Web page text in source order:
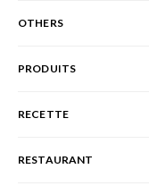
OTHERS
PRODUITS
RECETTE
RESTAURANT